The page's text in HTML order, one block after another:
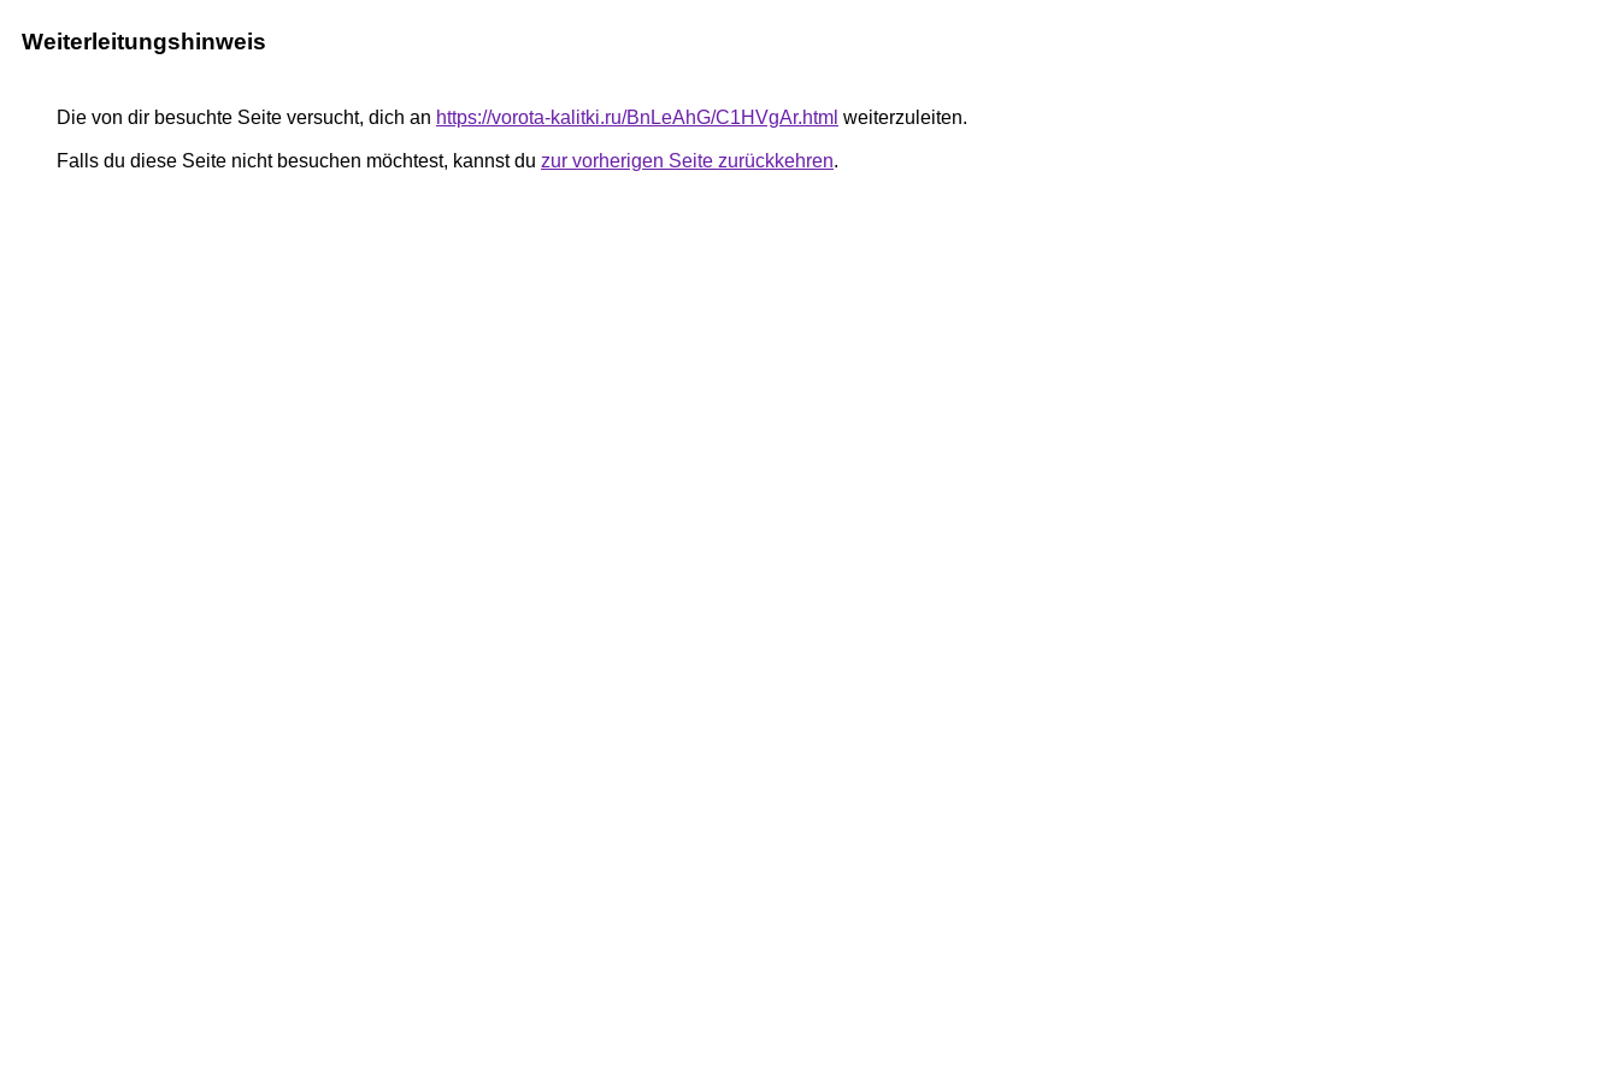
Weiterleitungshinweis
Die von dir besuchte Seite versucht, dich an https://vorota-kalitki.ru/BnLeAhG/C1HVgAr.html weiterzuleiten.
Falls du diese Seite nicht besuchen möchtest, kannst du zur vorherigen Seite zurückkehren.